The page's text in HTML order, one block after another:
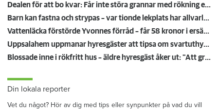
Dealen för att bo kvar: Får inte störa grannar med rökning eller utsätta dem för brandfara
Barn kan fastna och strypas – var tionde lekplats har allvarliga brister
Vattenläcka förstörde Yvonnes förråd – får 58 kronor i ersättning: "Provocerande lite!"
Uppsalahem uppmanar hyresgäster att tipsa om svartuthyrning: "Våra hyresgäster vill vara trygga i sina områden"
Blossade inne i rökfritt hus – äldre hyresgäst åker ut: "Att grannen störs väger tungt"
Din lokala reporter
Vet du något? Hör av dig med tips eller synpunkter på vad du vill